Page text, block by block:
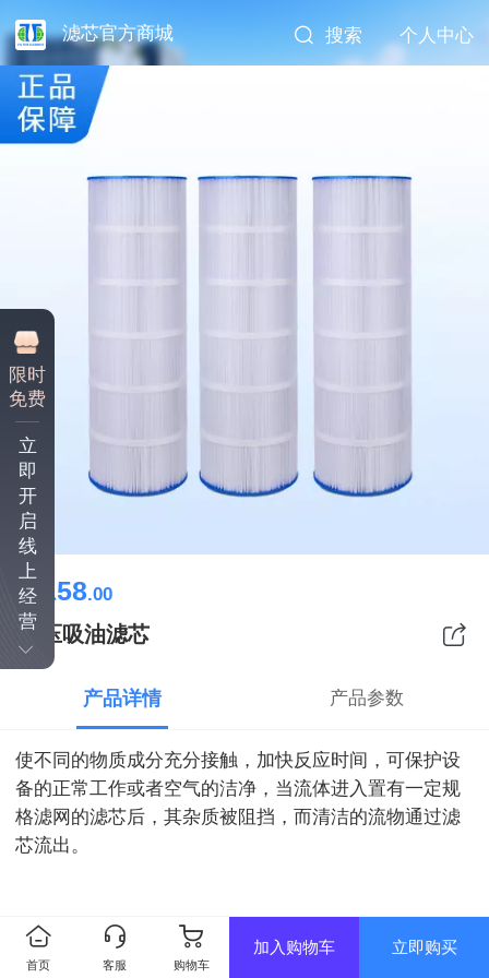
滤芯官方商城 搜索 个人中心
￥ 158.00
高压吸油滤芯
产品详情 产品参数
使不同的物质成分充分接触，加快反应时间，可保护设
备的正常工作或者空气的洁净，当流体进入置有一定规
格滤网的滤芯后，其杂质被阻挡，而清洁的流物通过滤
芯流出。
首页 客服 购物车
加入购物车 立即购买
限时
免费
立
即
开
启
线
上
经
营